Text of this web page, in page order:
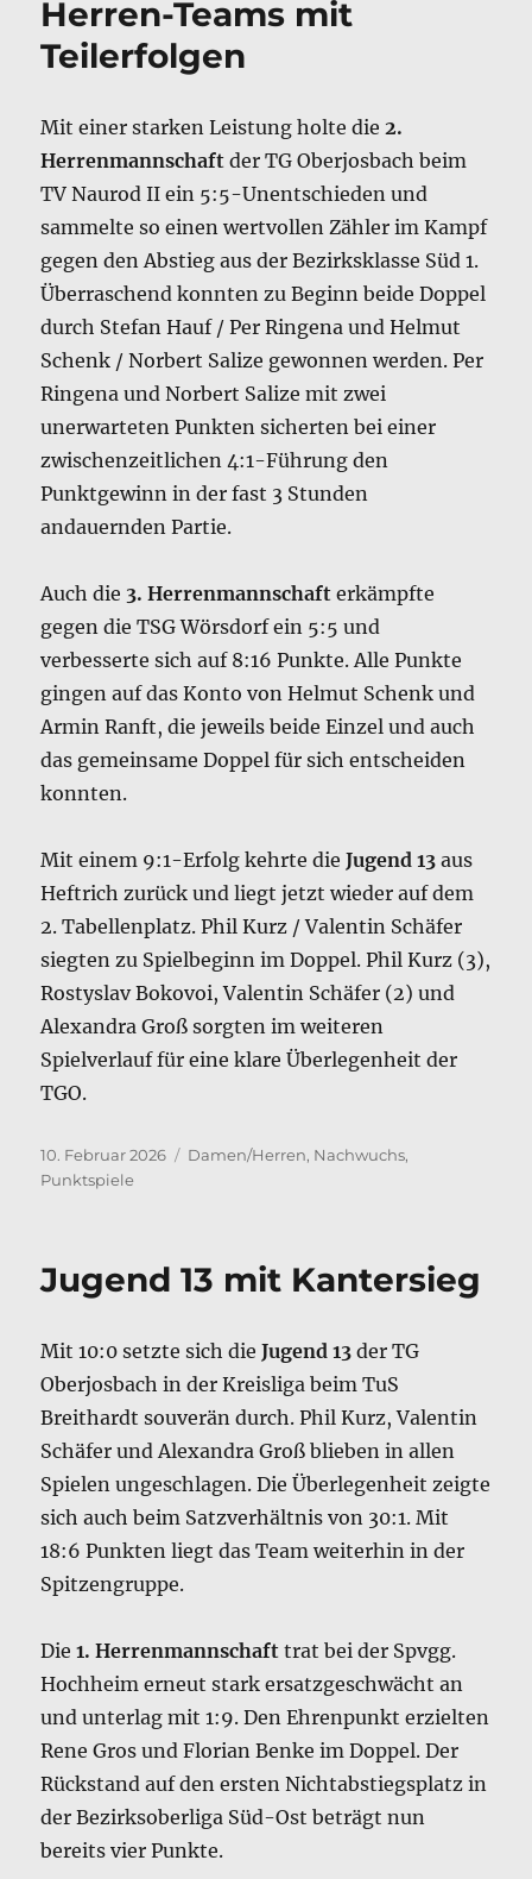
Herren-Teams mit
Teilerfolgen
Mit einer starken Leistung holte die2.
Herrenmannschaft der TG Oberjosbach beim
TV Naurod II ein 5:5-Unentschieden und
sammelte so einen wertvollen Zähler im Kampf
gegen den Abstieg aus der Bezirksklasse Süd 1.
Überraschend konnten zu Beginn beide Doppel
durch Stefan Hauf / Per Ringena und Helmut
Schenk / Norbert Salize gewonnen werden. Per
Ringena und Norbert Salize mit zwei
unerwarteten Punkten sicherten bei einer
zwischenzeitlichen 4:1-Führung den
Punktgewinn in der fast 3 Stunden
andauernden Partie.
Auch die 3. Herrenmannschaft erkämpfte
gegen die TSG Wörsdorf ein 5:5 und
verbesserte sich auf 8:16 Punkte. Alle Punkte
gingen auf das Konto von Helmut Schenk und
Armin Ranft, die jeweils beide Einzel und auch
das gemeinsame Doppel für sich entscheiden
konnten.
Mit einem 9:1-Erfolg kehrte dieJugend 13 aus
Heftrich zurück und liegt jetzt wieder auf dem
2. Tabellenplatz. Phil Kurz / Valentin Schäfer
siegten zu Spielbeginn im Doppel. Phil Kurz (3),
Rostyslav Bokovoi, Valentin Schäfer (2) und
Alexandra Groß sorgten im weiteren
Spielverlauf für eine klare Überlegenheit der
TGO.
Veröffentlicht
am
10. Februar 2026 Kategorien
Damen/Herren, Nachwuchs,
Punktspiele
Jugend 13 mit Kantersieg
Mit 10:0 setzte sich dieJugend 13 der TG
Oberjosbach in der Kreisliga beim TuS
Breithardt souverän durch. Phil Kurz, Valentin
Schäfer und Alexandra Groß blieben in allen
Spielen ungeschlagen. Die Überlegenheit zeigte
sich auch beim Satzverhältnis von 30:1. Mit
18:6 Punkten liegt das Team weiterhin in der
Spitzengruppe.
Die1. Herrenmannschaft trat bei der Spvgg.
Hochheim erneut stark ersatzgeschwächt an
und unterlag mit 1:9. Den Ehrenpunkt erzielten
Rene Gros und Florian Benke im Doppel. Der
Rückstand auf den ersten Nichtabstiegsplatz in
der Bezirksoberliga Süd-Ost beträgt nun
bereits vier Punkte.